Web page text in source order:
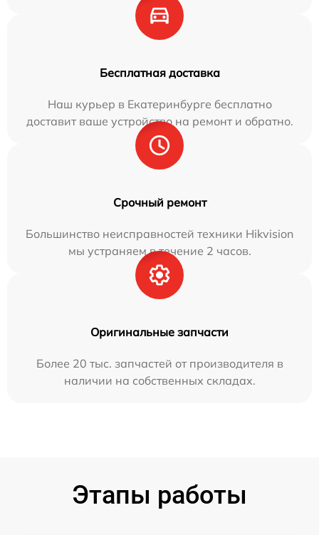
Бесплатная доставка
Наш курьер в Екатеринбурге бесплатно
доставит ваше устройство на ремонт и обратно.
Срочный ремонт
Большинство неисправностей техники Hikvision
мы устраняем в течение 2 часов.
Оригинальные запчасти
Более 20 тыс. запчастей от производителя в
наличии на собственных складах.
Этапы работы